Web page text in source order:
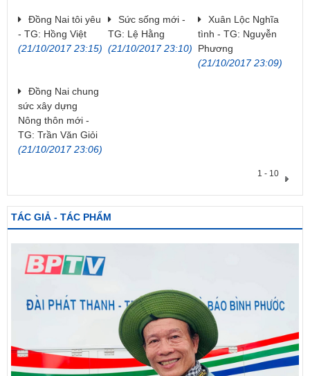
Đồng Nai tôi yêu
- TG: Hồng Việt
(21/10/2017 23:15)
Sức sống mới -
TG: Lệ Hằng
(21/10/2017 23:10)
Xuân Lộc Nghĩa
tình - TG: Nguyễn
Phương
(21/10/2017 23:09)
Đồng Nai chung
sức xây dựng
Nông thôn mới -
TG: Trần Văn Giỏi
(21/10/2017 23:06)
1 - 10
TÁC GIẢ - TÁC PHẨM